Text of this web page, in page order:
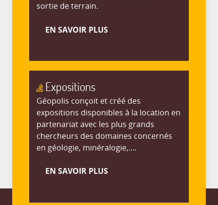
sortie de terrain.
EN SAVOIR PLUS
Expositions
Géopolis conçoit et créé des
expositions disponibles à la location en
partenariat avec les plus grands
chercheurs des domaines concernés
en géologie, minéralogie,....
EN SAVOIR PLUS